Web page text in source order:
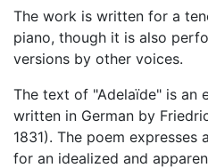
The work is written for a
piano, though it is also
versions by other voices.
The text of "Adelaïde" is an
written in German by
1831). The poem
for an idealized and